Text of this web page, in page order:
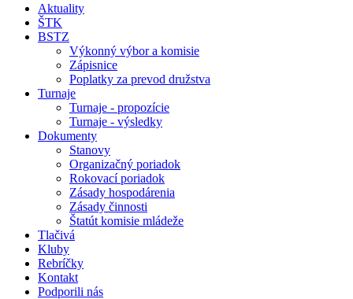
Aktuality
ŠTK
BSTZ
Výkonný výbor a komisie
Zápisnice
Poplatky za prevod družstva
Turnaje
Turnaje - propozície
Turnaje - výsledky
Dokumenty
Stanovy
Organizačný poriadok
Rokovací poriadok
Zásady hospodárenia
Zásady činnosti
Štatút komisie mládeže
Tlačivá
Kluby
Rebríčky
Kontakt
Podporili nás